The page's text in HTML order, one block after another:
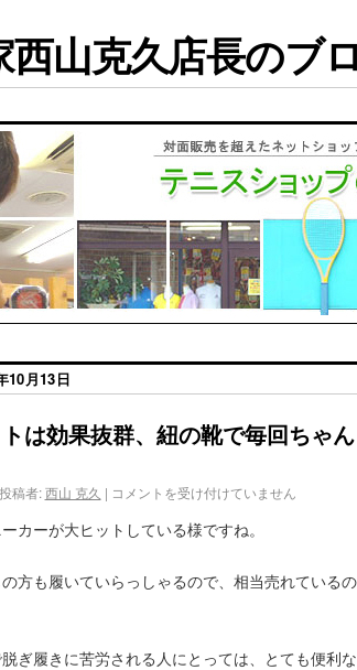
山克久店長のブ
10月13日
は効果抜群、紐の靴で毎回ちゃ
投稿者: 西山 克久 | コメントを受け付けていません
カーが大ヒットしている様ですね。
方も履いていらっしゃるので、相当売れている
ぎ履きに苦労される人にとっては、とても便利